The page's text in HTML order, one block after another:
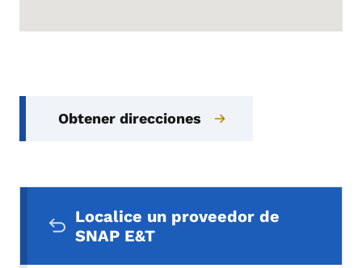
Obtener direcciones
Localice un proveedor de
SNAP E&T